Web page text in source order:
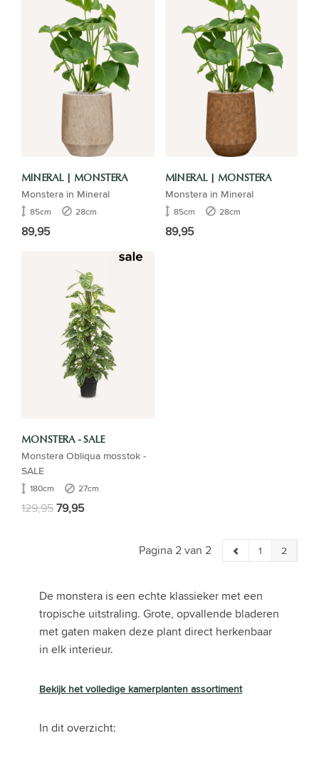
MINERAL | MONSTERA
Monstera in Mineral
85cm 28cm
89,95
MINERAL | MONSTERA
Monstera in Mineral
85cm 28cm
89,95
MONSTERA - SALE
Monstera Obliqua mosstok -
SALE
180cm 27cm
129,9579,95
Pagina 2 van 2 1 2
De monstera is een echte klassieker met een
tropische uitstraling. Grote, opvallende bladeren
met gaten maken deze plant direct herkenbaar
in elk interieur.
Bekijk het volledige kamerplanten assortiment
In dit overzicht: